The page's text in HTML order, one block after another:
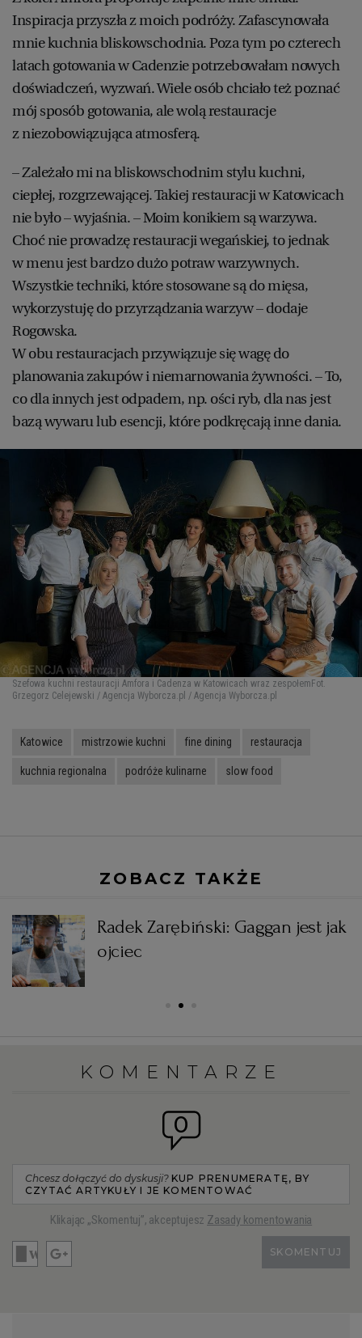
Inspiracja przyszła z moich podróży. Zafascynowała
mnie kuchnia bliskowschodnia. Poza tym po czterech
latach gotowania w Cadenzie potrzebowałam nowych
doświadczeń, wyzwań. Wiele osób chciało też poznać
mój sposób gotowania, ale wolą restauracje
z niezobowiązująca atmosferą.
– Zależało mi na bliskowschodnim stylu kuchni,
ciepłej, rozgrzewającej. Takiej restauracji w Katowicach
nie było – wyjaśnia. – Moim konikiem są warzywa.
Choć nie prowadzę restauracji wegańskiej, to jednak
w menu jest bardzo dużo potraw warzywnych.
Wszystkie techniki, które stosowane są do mięsa,
wykorzystuję do przyrządzania warzyw – dodaje
Rogowska.
W obu restauracjach przywiązuje się wagę do
planowania zakupów i niemarnowania żywności. – To,
co dla innych jest odpadem, np. ości ryb, dla nas jest
bazą wywaru lub esencji, które podkręcają inne dania.
Szefowa kuchni restauracji Amfora i Cadenza w Katowicach wraz zespołemFot.
Grzegorz Celejewski / Agencja Wyborcza.pl / Agencja Wyborcza.pl
Katowice mistrzowie kuchni fine dining restauracja
kuchnia regionalna podróże kulinarne slow food
ZOBACZ TAKŻE
Radek Zarębiński: Gaggan jest jak
ojciec
KOMENTARZE
0
Chcesz dołączyć do dyskusji? KUP PRENUMERATĘ, BY
CZYTAĆ ARTYKUŁY I JE KOMENTOWAĆ
Klikając „Skomentuj”, akceptujesz Zasady komentowania
SKOMENTUJ